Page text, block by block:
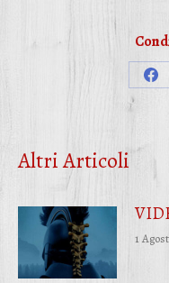
Altri Articoli
1